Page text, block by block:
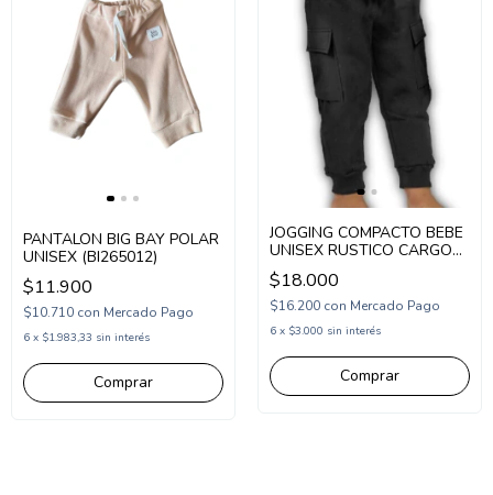
PANTALON BIG BAY POLAR
UNISEX (BI265012)
$11.900
$10.710 con Mercado Pago
6 x $1.983,33 sin interés
Comprar
JOGGING COMPACTO BEBE
UNISEX RUSTICO CARGO
(COM253308)
$18.000
$16.200 con Mercado Pago
6 x $3.000 sin interés
Comprar